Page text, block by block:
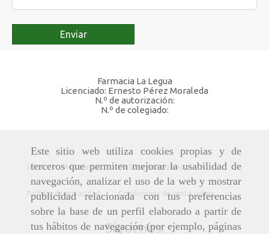
Este sitio web utiliza cookies propias y de
terceros que permiten mejorar la usabilidad de
navegación, analizar el uso de la web y mostrar
publicidad relacionada con tus preferencias
sobre la base de un perfil elaborado a partir de
tus hábitos de navegación (por ejemplo, páginas
Enviar
Farmacia La Legua
Licenciado: Ernesto Pérez Moraleda
N.º de autorización:
N.º de colegiado:
Inicio Aviso legal Política de cookies
Política de privacidad Condiciones de venta online
Síguenos: